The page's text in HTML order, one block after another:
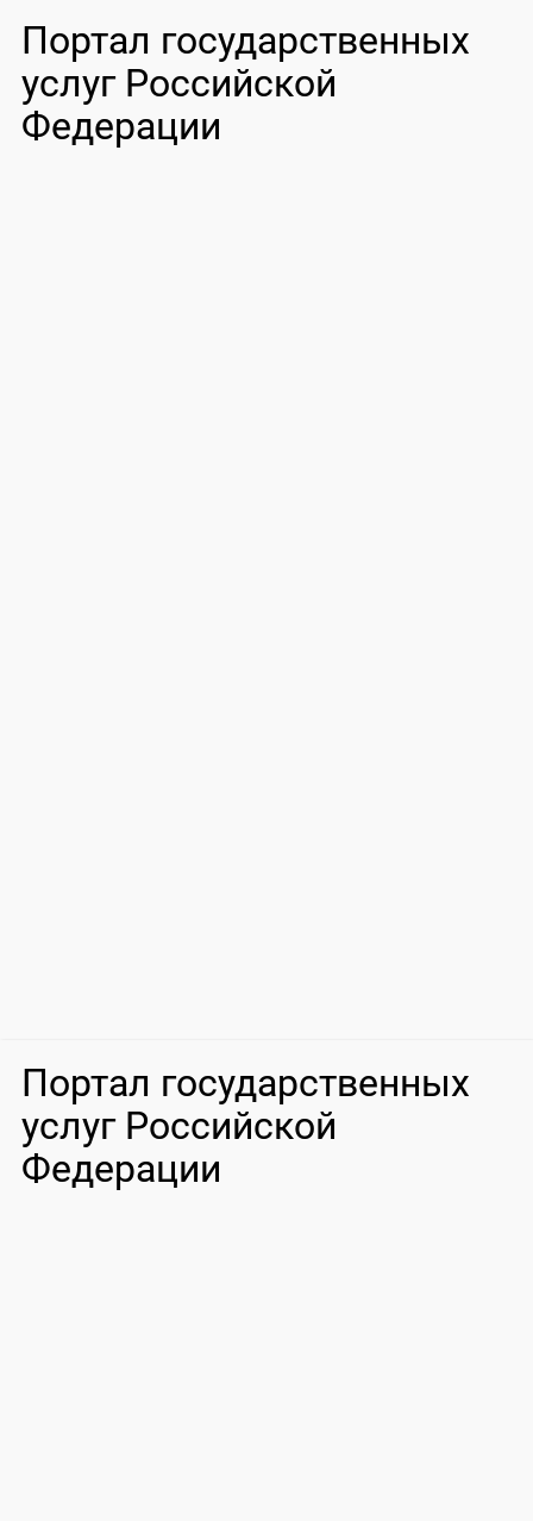
Портал государственных
услуг Российской
Федерации
Портал государственных
услуг Российской
Федерации